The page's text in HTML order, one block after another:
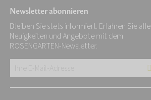
Newsletter abonnieren
Bleiben Sie stets informiert. Erfahren Sie alle
Neuigkeiten und Angebote mit dem
ROSENGARTEN-Newsletter.